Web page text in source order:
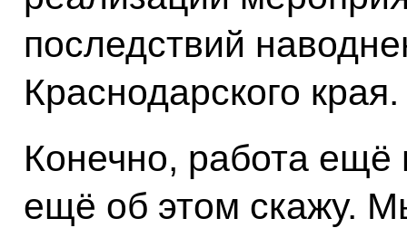
последствий
Краснодарского края.
Конечно, работа ещё
ещё об этом скажу.